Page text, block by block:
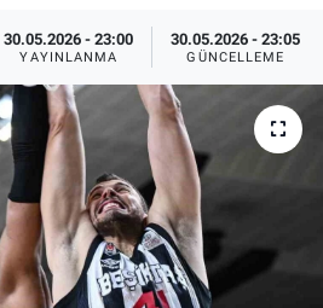
30.05.2026 - 23:00
YAYINLANMA
30.05.2026 - 23:05
GÜNCELLEME